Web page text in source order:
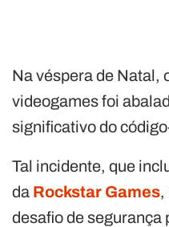
Na véspera de Natal,
videogames foi
significativo do
Tal incidente, que
da Rockstar Games,
desafio de segurança